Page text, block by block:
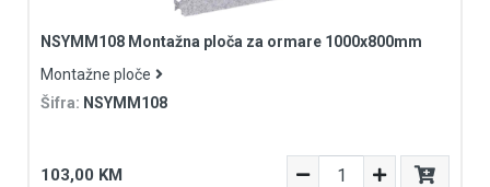
NSYMM108 Montažna ploča za ormare 1000x800mm
Montažne ploče
Šifra: NSYMM108
103,00 KM